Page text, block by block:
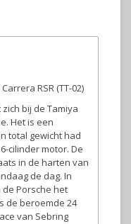
RSR (TT-02)
zich bij de Tamiya
Het is een
total gewicht had
cilinder motor. De
in de harten van
de dag. In
de Porsche het
de beroemde 24
van Sebring